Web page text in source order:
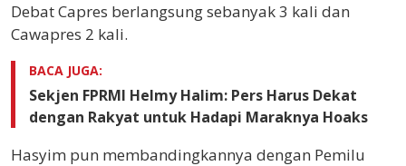
Debat Capres berlangsung sebanyak 3 kali dan
Cawapres 2 kali.
BACA JUGA:
Sekjen FPRMI Helmy Halim: Pers Harus Dekat
dengan Rakyat untuk Hadapi Maraknya Hoaks
Hasyim pun membandingkannya dengan Pemilu